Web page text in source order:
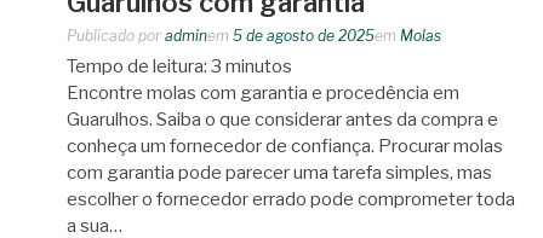
Publicado por adminem 5 de agosto de 2025em Molas
Tempo de leitura: 3 minutos
Encontre molas com garantia e procedência em
Guarulhos. Saiba o que considerar antes da compra e
conheça um fornecedor de confiança. Procurar molas
com garantia pode parecer uma tarefa simples, mas
escolher o fornecedor errado pode comprometer toda
a sua…